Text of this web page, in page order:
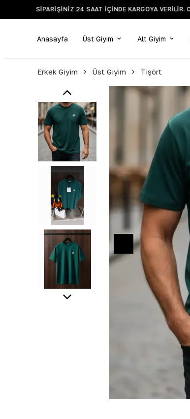
Anasayfa Üst Giyim Alt Giyim
Erkek Giyim Üst Giyim Tişört